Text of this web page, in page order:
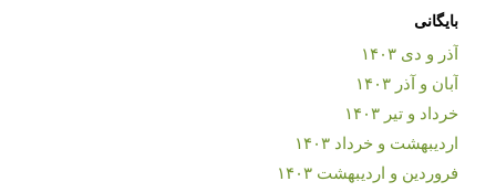
بایگانی
آذر و دی ۱۴۰۳
آبان و آذر ۱۴۰۳
خرداد و تیر ۱۴۰۳
اردیبهشت و خرداد ۱۴۰۳
فروردین و اردیبهشت ۱۴۰۳